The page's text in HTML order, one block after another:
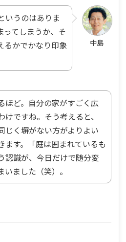
中島
いうのはありま
ってしまうか、そ
るかでかなり印象
ほど。自分の家がすごく広
けですね。そう考えると、
じく塀がない方がよりよい
ます。「庭は囲まれているも
認識が、今日だけで随分変
いました（笑）。